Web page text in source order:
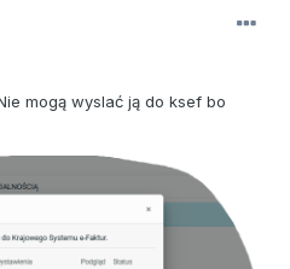
mogą wyslać ją do ksef bo